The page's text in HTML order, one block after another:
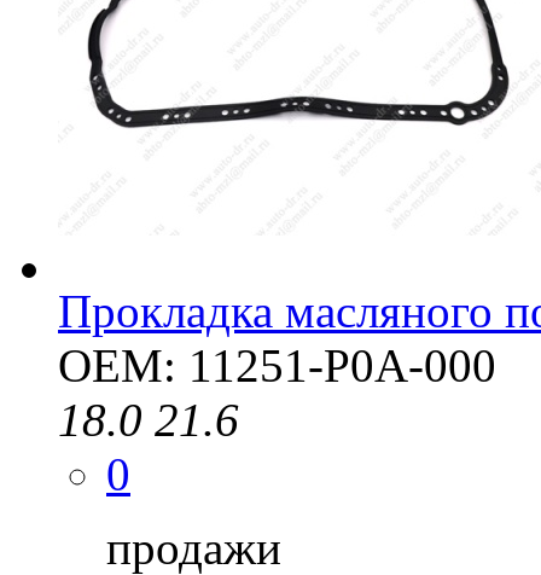
Прокладка масляного
OEM: 11251-P0A-000
18.0 21.6
0
продажи